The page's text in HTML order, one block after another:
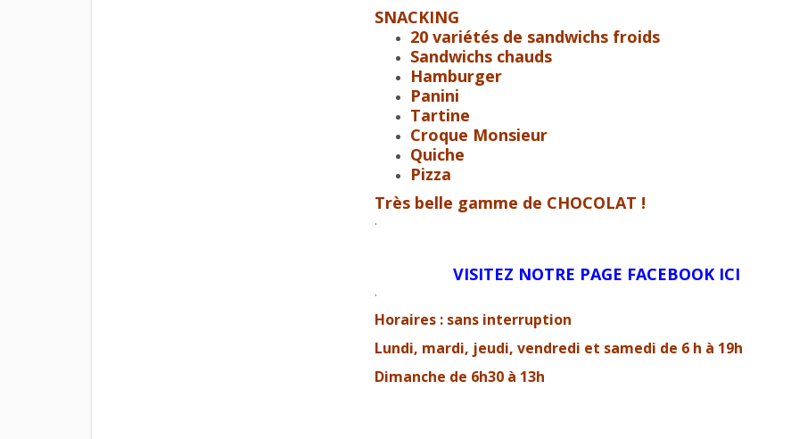
SNACKING
20 variétés de sandwichs froids
Sandwichs chauds
Hamburger
Panini
Tartine
Croque Monsieur
Quiche
Pizza
Très belle gamme de CHOCOLAT !
.
VISITEZ NOTRE PAGE FACEBOOK ICI
.
Horaires : sans interruption
Lundi, mardi, jeudi, vendredi et samedi de 6 h à 19h
Dimanche de 6h30 à 13h